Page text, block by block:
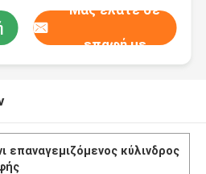
Μας ελάτε σε
επαφή με
επαναγεμιζόμενος κύλινδρος